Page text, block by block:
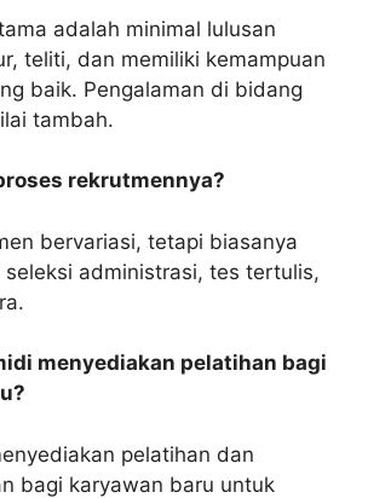
adalah minimal lulusan
teliti, dan memiliki kemampuan
baik. Pengalaman di bidang
tambah.
rekrutmennya?
bervariasi, tetapi biasanya
administrasi, tes tertulis,
menyediakan pelatihan bagi
pelatihan dan
bagi karyawan baru untuk